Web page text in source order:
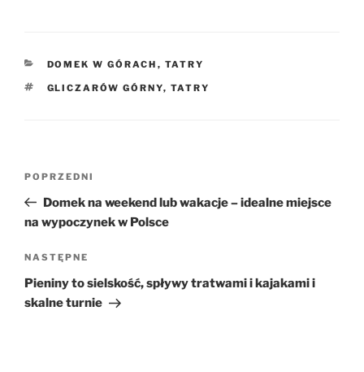
KATEGORIE
DOMEK W GÓRACH , TATRY
TAGI
GLICZARÓW GÓRNY, TATRY
Poprzedni
wpis
POPRZEDNI
Domek na weekend lub wakacje – idealne miejsce
na wypoczynek w Polsce
Następny
wpis
NASTĘPNE
Pieniny to sielskość, spływy tratwami i kajakami i
skalne turnie